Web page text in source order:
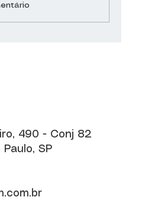
490 - Conj 82
SP